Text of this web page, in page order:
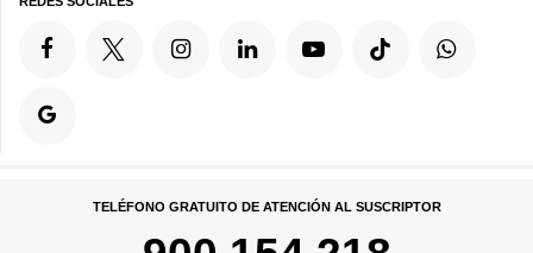
TELÉFONO GRATUITO DE ATENCIÓN AL SUSCRIPTOR